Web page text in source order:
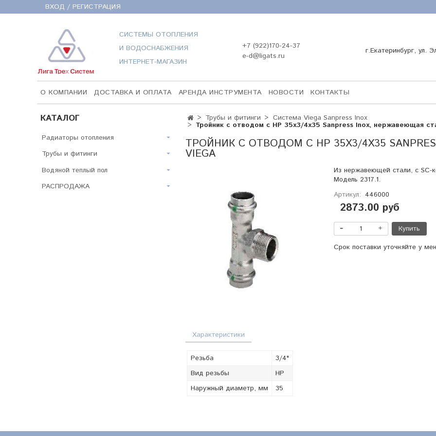
ВХОД / РЕГИСТРАЦИЯ
СИСТЕМЫ ОТОПЛЕНИЯ
И ВОДОСНАБЖЕНИЯ
ИНТЕРНЕТ-МАГАЗИН
+7 (922)170-24-37
e-d@ligats.ru
г.Екатеринбург, ул.
О КОМПАНИИ ДОСТАВКА И ОПЛАТА АРЕНДА ИНСТРУМЕНТА НОВОСТИ КОНТАКТЫ
Трубы и фитинги Система Viega Sanpress Inox
Тройник с отводом с НР 35х3/4х35 Sanpress Inox, нержавеющая
ТРОЙНИК С ОТВОДОМ С НР 35Х3/4Х35
VIEGA
Из нержавеющей стали, с SC-
Модель 2317.1.
Артикул: 446000
2873.00 руб
Купить
Срок поставки уточняйте у
Характеристики
Резьба
3/4"
Вид резьбы
НР
Наружный диаметр, мм
35
КАТАЛОГ
Радиаторы отопления
Трубы и фитинги
Водяной теплый пол
РАСПРОДАЖА